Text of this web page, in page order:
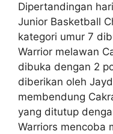
Dipertandingan
Junior Basketball
kategori umur 7
Warrior melawan
dibuka dengan 2
diberikan oleh
membendung
yang ditutup
Warriors mencoba